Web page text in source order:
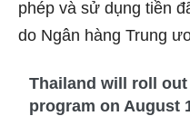
phép và sử dụng tiền
do Ngân hàng Trung
Thailand will roll
program on August